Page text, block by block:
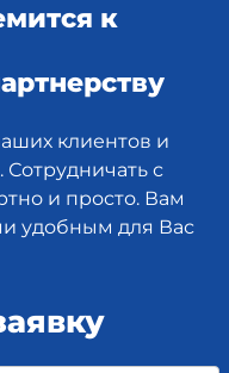
к
клиентов и
с
и просто. Вам
удобным для Вас